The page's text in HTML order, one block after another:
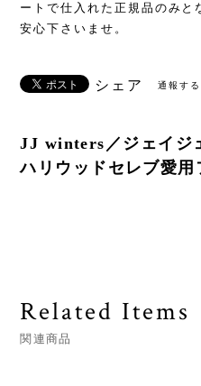
ートで仕入れた正規品のみと
安心下さいませ。
シェア 通報する
JJ winters／ジェイジ
ハリウッドセレブ愛
Related Items
関連商品